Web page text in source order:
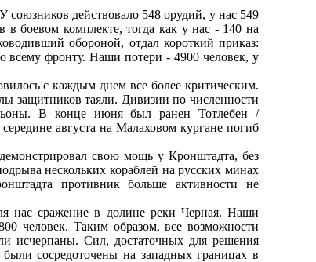
действовало 548 орудий, у нас 549
в боевом комплекте, тогда как у нас - 140 на
обороной, отдал короткий приказ:
всему фронту. Наши потери - 4900 человек, у
с каждым днем все более критическим.
защитников таяли. Дивизии по численности
В конце июня был ранен Тотлебен /
августа на Малаховом кургане погиб
свою мощь у Кронштадта, без
несколь­ких кораблей на русских минах
противник больше активности не
нас сражение в долине реки Черная. Наши
человек. Таким образом, все возможности
исчерпаны. Сил, достаточных для решения
сосредоточены на западных границах в